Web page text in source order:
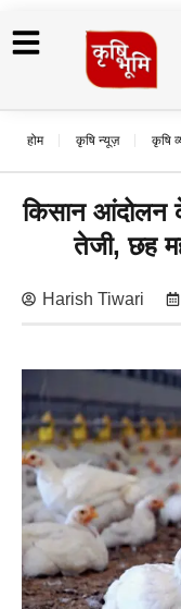
होम कृषि न्यूज़ कृषि
किसान आंदोलन
तेजी, छह
Harish Tiwari